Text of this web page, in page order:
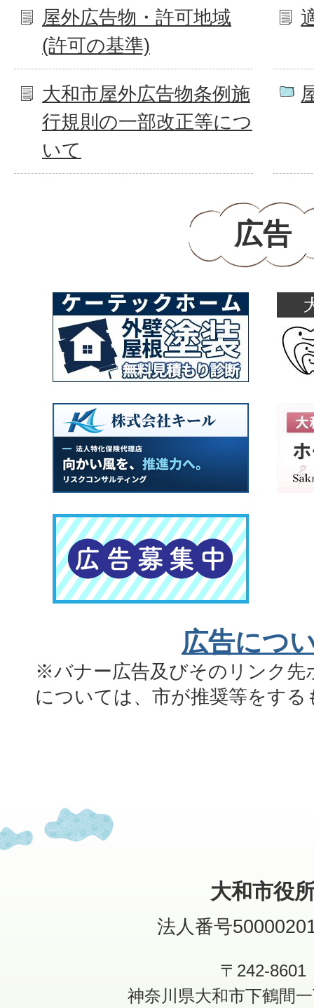
屋外広告物・許可地域
(許可の基準)
大和市屋外広告物条例施
行規則の一部改正等につ
いて
広告
広告につ
※バナー広告及びそのリンク先
については、市が推奨等をす
大和市役
法人番号
〒242-8601
神奈川県大和市下鶴間